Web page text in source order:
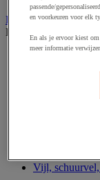
Handgereedschap
Bekijk de hele
Bankschroef,
Hamer en
Snijmes,
Vijl, schuurvel,
passende/
en voorkeuren voor elk
En als je ervoor kiest
meer informatie